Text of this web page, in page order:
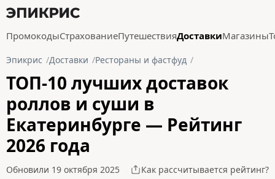
ПромокодыСтрахованиеПутешествияДоставкиМагазины
Эпикрис Доставки Рестораны и фастфуд
ТОП-10 лучших доставок
роллов и суши в
Екатеринбурге — Рейтинг
2026 года
Обновили 19 октября 2025 Как рассчитывается рейтинг?